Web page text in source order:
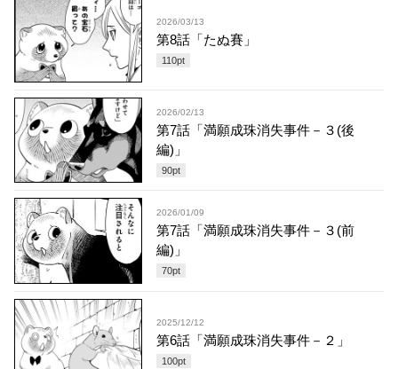
2026/03/13
第8話「たぬ賽」
110pt
2026/02/13
第7話「満願成珠消失事件－３(後
編)」
90pt
2026/01/09
第7話「満願成珠消失事件－３(前
編)」
70pt
2025/12/12
第6話「満願成珠消失事件－２」
100pt